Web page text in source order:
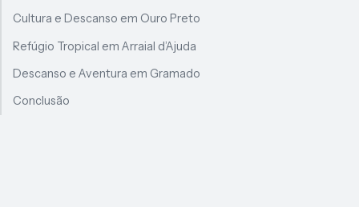
Cultura e Descanso em Ouro Preto
Refúgio Tropical em Arraial d’Ajuda
Descanso e Aventura em Gramado
Conclusão